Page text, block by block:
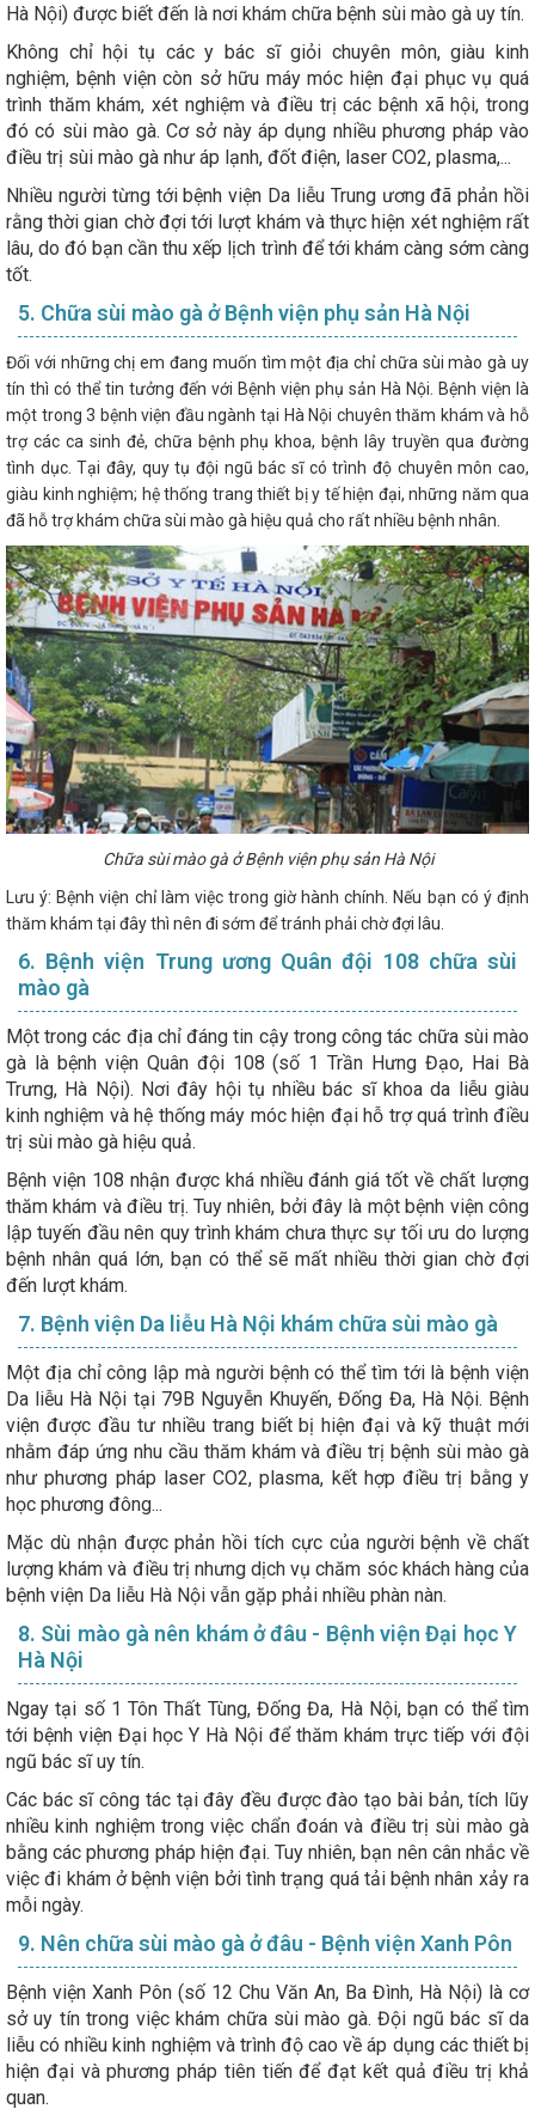
Hà Nội) được biết đến là nơi khám chữa bệnh sùi mào gà uy tín.
Không chỉ hội tụ các y bác sĩ giỏi chuyên môn, giàu kinh
nghiệm, bệnh viện còn sở hữu máy móc hiện đại phục vụ quá
trình thăm khám, xét nghiệm và điều trị các bệnh xã hội, trong
đó có sùi mào gà. Cơ sở này áp dụng nhiều phương pháp vào
điều trị sùi mào gà như áp lạnh, đốt điện, laser CO2, plasma,...
Nhiều người từng tới bệnh viện Da liễu Trung ương đã phản hồi
rằng thời gian chờ đợi tới lượt khám và thực hiện xét nghiệm rất
lâu, do đó bạn cần thu xếp lịch trình để tới khám càng sớm càng
tốt.
5. Chữa sùi mào gà ở Bệnh viện phụ sản Hà Nội
Đối với những chị em đang muốn tìm một địa chỉ chữa sùi mào gà uy
tín thì có thể tin tưởng đến với Bệnh viện phụ sản Hà Nội. Bệnh viện là
một trong 3 bệnh viện đầu ngành tại Hà Nội chuyên thăm khám và hỗ
trợ các ca sinh đẻ, chữa bệnh phụ khoa, bệnh lây truyền qua đường
tình dục. Tại đây, quy tụ đội ngũ bác sĩ có trình độ chuyên môn cao,
giàu kinh nghiệm; hệ thống trang thiết bị y tế hiện đại, những năm qua
đã hỗ trợ khám chữa sùi mào gà hiệu quả cho rất nhiều bệnh nhân.
Chữa sùi mào gà ở Bệnh viện phụ sản Hà Nội
Lưu ý: Bệnh viện chỉ làm việc trong giờ hành chính. Nếu bạn có ý định
thăm khám tại đây thì nên đi sớm để tránh phải chờ đợi lâu.
6. Bệnh viện Trung ương Quân đội 108 chữa sùi
mào gà
Một trong các địa chỉ đáng tin cậy trong công tác chữa sùi mào
gà là bệnh viện Quân đội 108 (số 1 Trần Hưng Đạo, Hai Bà
Trưng, Hà Nội). Nơi đây hội tụ nhiều bác sĩ khoa da liễu giàu
kinh nghiệm và hệ thống máy móc hiện đại hỗ trợ quá trình điều
trị sùi mào gà hiệu quả.
Bệnh viện 108 nhận được khá nhiều đánh giá tốt về chất lượng
thăm khám và điều trị. Tuy nhiên, bởi đây là một bệnh viện công
lập tuyến đầu nên quy trình khám chưa thực sự tối ưu do lượng
bệnh nhân quá lớn, bạn có thể sẽ mất nhiều thời gian chờ đợi
đến lượt khám.
7. Bệnh viện Da liễu Hà Nội khám chữa sùi mào gà
Một địa chỉ công lập mà người bệnh có thể tìm tới là bệnh viện
Da liễu Hà Nội tại 79B Nguyễn Khuyến, Đống Đa, Hà Nội. Bệnh
viện được đầu tư nhiều trang biết bị hiện đại và kỹ thuật mới
nhằm đáp ứng nhu cầu thăm khám và điều trị bệnh sùi mào gà
như phương pháp laser CO2, plasma, kết hợp điều trị bằng y
học phương đông...
Mặc dù nhận được phản hồi tích cực của người bệnh về chất
lượng khám và điều trị nhưng dịch vụ chăm sóc khách hàng của
bệnh viện Da liễu Hà Nội vẫn gặp phải nhiều phàn nàn.
8. Sùi mào gà nên khám ở đâu - Bệnh viện Đại học Y
Hà Nội
Ngay tại số 1 Tôn Thất Tùng, Đống Đa, Hà Nội, bạn có thể tìm
tới bệnh viện Đại học Y Hà Nội để thăm khám trực tiếp với đội
ngũ bác sĩ uy tín.
Các bác sĩ công tác tại đây đều được đào tạo bài bản, tích lũy
nhiều kinh nghiệm trong việc chẩn đoán và điều trị sùi mào gà
bằng các phương pháp hiện đại. Tuy nhiên, bạn nên cân nhắc về
việc đi khám ở bệnh viện bởi tình trạng quá tải bệnh nhân xảy ra
mỗi ngày.
9. Nên chữa sùi mào gà ở đâu - Bệnh viện Xanh Pôn
Bệnh viện Xanh Pôn (số 12 Chu Văn An, Ba Đình, Hà Nội) là cơ
sở uy tín trong việc khám chữa sùi mào gà. Đội ngũ bác sĩ da
liễu có nhiều kinh nghiệm và trình độ cao về áp dụng các thiết bị
hiện đại và phương pháp tiên tiến để đạt kết quả điều trị khả
quan.